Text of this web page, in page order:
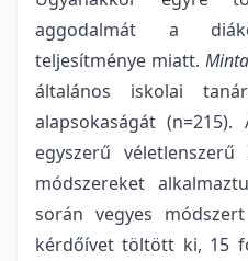
aggodalmát a
teljesítménye miatt. Minta
általános iskolai
alapsokaságát
egyszerű
módszereket
során vegyes
kérdőívet töltött ki, 15